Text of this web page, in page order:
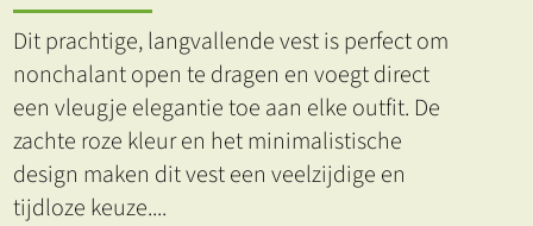
Dit prachtige, langvallende vest is perfect om
nonchalant open te dragen en voegt direct
een vleugje elegantie toe aan elke outfit. De
zachte roze kleur en het minimalistische
design maken dit vest een veelzijdige en
tijdloze keuze....